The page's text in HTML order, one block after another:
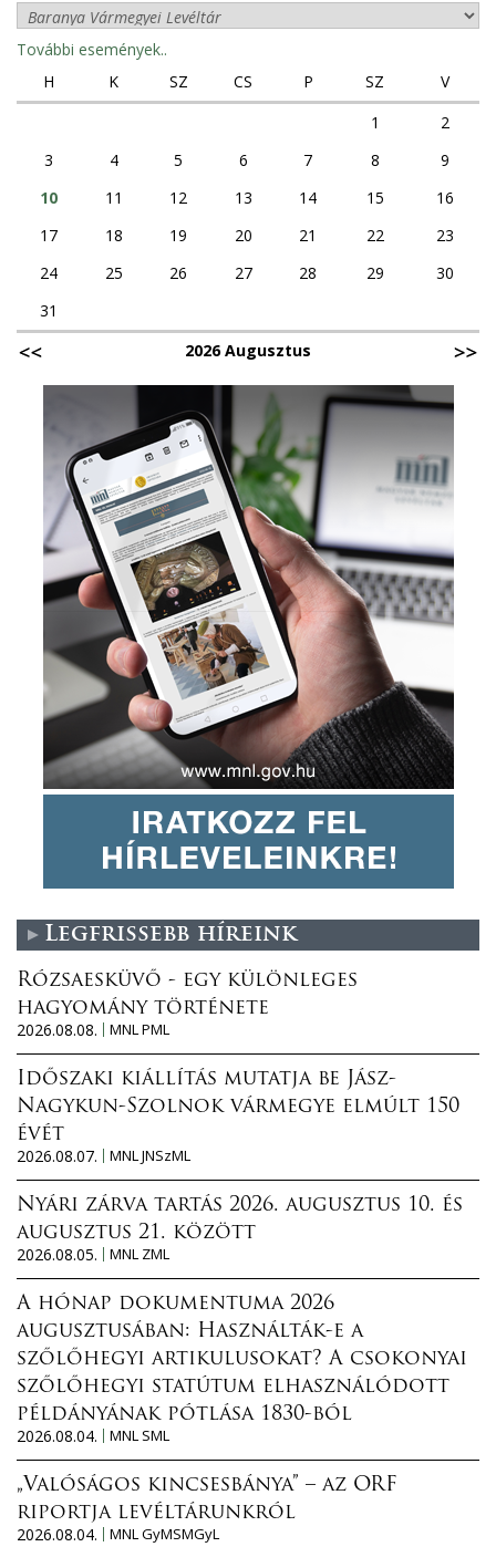
További események..
H
K SZ CS P SZ
V
1
2
3
4 5 6 7 8
9
10
11 12 13 14 15
16
17
18 19 20 21 22
23
24
25 26 27 28 29
30
31
2026 Augusztus
Legfrissebb híreink
Rózsaesküvő - egy különleges
hagyomány története
2026.08.08.
MNL PML
Időszaki kiállítás mutatja be Jász-
Nagykun-Szolnok vármegye elmúlt 150
évét
2026.08.07.
MNL JNSzML
Nyári zárva tartás 2026. augusztus 10. és
augusztus 21. között
2026.08.05.
MNL ZML
A hónap dokumentuma 2026
augusztusában: Használták-e a
szőlőhegyi artikulusokat? A csokonyai
szőlőhegyi statútum elhasználódott
példányának pótlása 1830-ból
2026.08.04.
MNL SML
„Valóságos kincsesbánya” – az ORF
riportja levéltárunkról
2026.08.04.
MNL GyMSMGyL